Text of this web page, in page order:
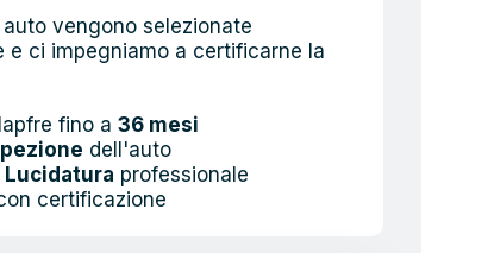
vengono selezionate
e ci impegniamo a certificarne la
fino a36 mesi
dell'auto
Lucidatura professionale
certificazione